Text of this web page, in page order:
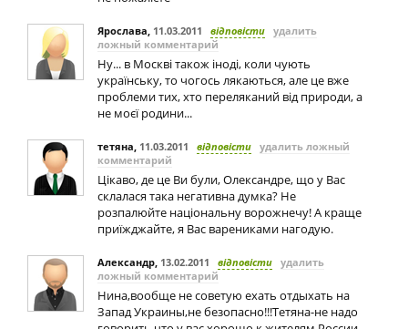
Ярослава, 11.03.2011 відповісти удалить
ложный комментарий
Ну... в Москві також іноді, коли чують
українську, то чогось лякаються, але це вже
проблеми тих, хто переляканий від природи, а
не моєї родини...
тетяна, 11.03.2011 відповісти удалить ложный
комментарий
Цікаво, де це Ви були, Олександре, що у Вас
склалася така негативна думка? Не
розпалюйте національну ворожнечу! А краще
приїжджайте, я Вас варениками нагодую.
Александр, 13.02.2011 відповісти удалить
ложный комментарий
Нина,вообще не советую ехать отдыхать на
Запад Украины,не безопасно!!!Тетяна-не надо